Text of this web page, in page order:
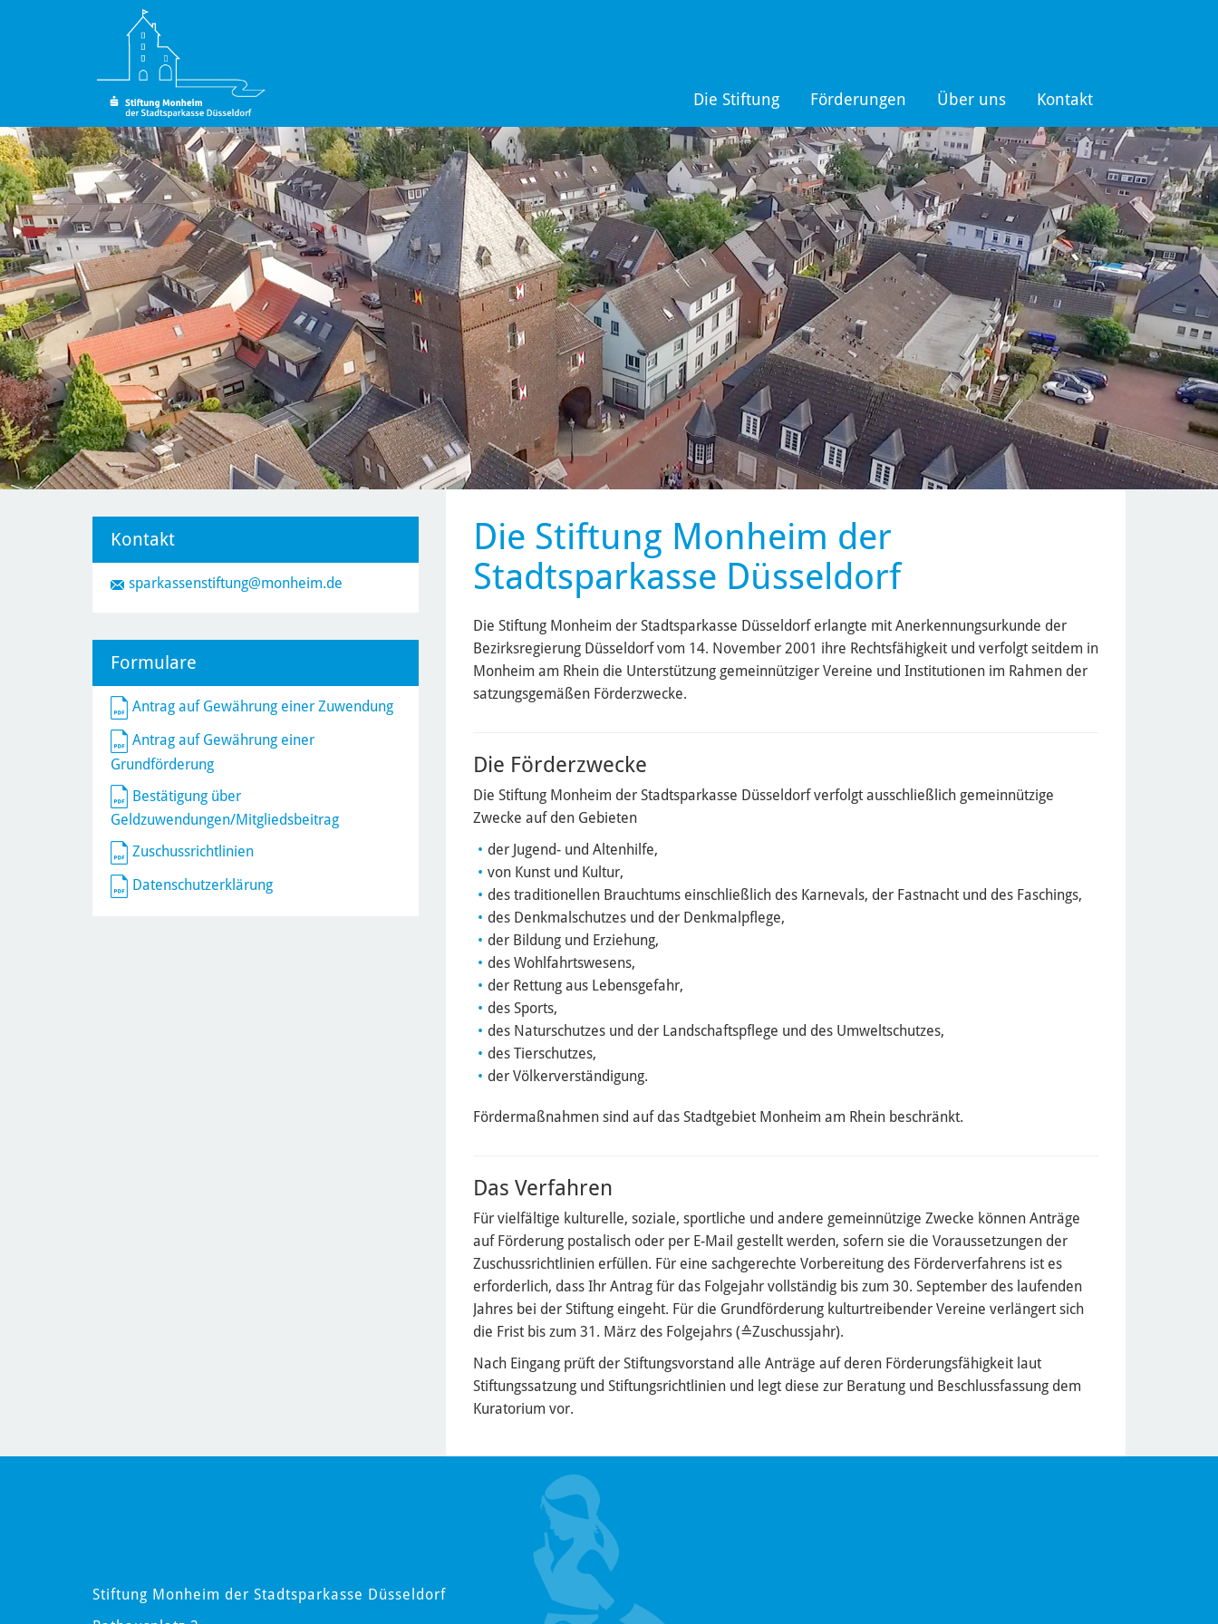
Die Stiftung Förderungen Über uns Kontakt
Die Stiftung Monheim der
Stadtsparkasse Düsseldorf
Die Stiftung Monheim der Stadtsparkasse Düsseldorf erlangte mit Anerkennungsurkunde der
Bezirksregierung Düsseldorf vom 14. November 2001 ihre Rechtsfähigkeit und verfolgt seitdem in
Monheim am Rhein die Unterstützung gemeinnütziger Vereine und Institutionen im Rahmen der
satzungsgemäßen Förderzwecke.
Die Förderzwecke
Die Stiftung Monheim der Stadtsparkasse Düsseldorf verfolgt ausschließlich gemeinnützige
Zwecke auf den Gebieten
der Jugend- und Altenhilfe,
von Kunst und Kultur,
des traditionellen Brauchtums einschließlich des Karnevals, der Fastnacht und des Faschings,
des Denkmalschutzes und der Denkmalpflege,
der Bildung und Erziehung,
des Wohlfahrtswesens,
der Rettung aus Lebensgefahr,
des Sports,
des Naturschutzes und der Landschaftspflege und des Umweltschutzes,
des Tierschutzes,
der Völkerverständigung.
Fördermaßnahmen sind auf das Stadtgebiet Monheim am Rhein beschränkt.
Das Verfahren
Für vielfältige kulturelle, soziale, sportliche und andere gemeinnützige Zwecke können Anträge
auf Förderung postalisch oder per E-Mail gestellt werden, sofern sie die Voraussetzungen der
Zuschussrichtlinien erfüllen. Für eine sachgerechte Vorbereitung des Förderverfahrens ist es
erforderlich, dass Ihr Antrag für das Folgejahr vollständig bis zum 30. September des laufenden
Jahres bei der Stiftung eingeht. Für die Grundförderung kulturtreibender Vereine verlängert sich
die Frist bis zum 31. März des Folgejahrs (≙Zuschussjahr).
Nach Eingang prüft der Stiftungsvorstand alle Anträge auf deren Förderungsfähigkeit laut
Stiftungssatzung und Stiftungsrichtlinien und legt diese zur Beratung und Beschlussfassung dem
Kuratorium vor.
Kontakt
sparkassenstiftung@monheim.de
Formulare
Antrag auf Gewährung einer Zuwendung
Antrag auf Gewährung einer
Grundförderung
Bestätigung über
Geldzuwendungen/Mitgliedsbeitrag
Zuschussrichtlinien
Datenschutzerklärung
Stiftung Monheim der Stadtsparkasse Düsseldorf